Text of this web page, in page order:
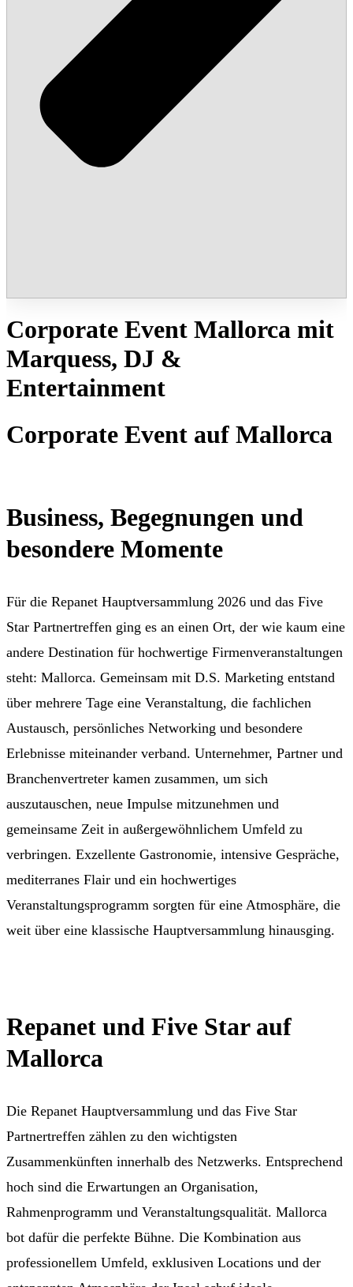
Corporate Event Mallorca mit
Marquess, DJ &
Entertainment
Corporate Event auf Mallorca
Business, Begegnungen und
besondere Momente
Für die Repanet Hauptversammlung 2026 und das Five
Star Partnertreffen ging es an einen Ort, der wie kaum eine
andere Destination für hochwertige Firmenveranstaltungen
steht: Mallorca. Gemeinsam mit D.S. Marketing entstand
über mehrere Tage eine Veranstaltung, die fachlichen
Austausch, persönliches Networking und besondere
Erlebnisse miteinander verband. Unternehmer, Partner und
Branchenvertreter kamen zusammen, um sich
auszutauschen, neue Impulse mitzunehmen und
gemeinsame Zeit in außergewöhnlichem Umfeld zu
verbringen. Exzellente Gastronomie, intensive Gespräche,
mediterranes Flair und ein hochwertiges
Veranstaltungsprogramm sorgten für eine Atmosphäre, die
weit über eine klassische Hauptversammlung hinausging.
Repanet und Five Star auf
Mallorca
Die Repanet Hauptversammlung und das Five Star
Partnertreffen zählen zu den wichtigsten
Zusammenkünften innerhalb des Netzwerks. Entsprechend
hoch sind die Erwartungen an Organisation,
Rahmenprogramm und Veranstaltungsqualität. Mallorca
bot dafür die perfekte Bühne. Die Kombination aus
professionellem Umfeld, exklusiven Locations und der